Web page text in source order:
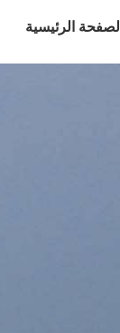
الصفحة الرئيسية